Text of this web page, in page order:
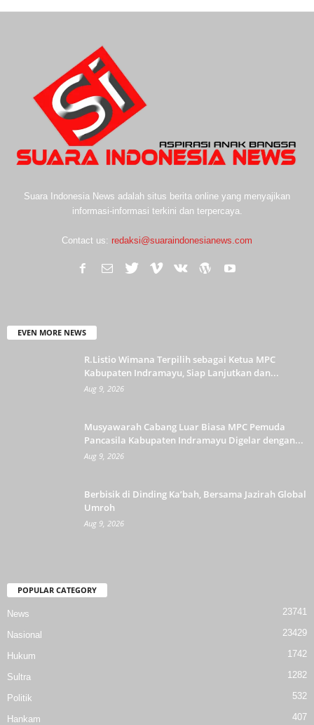
Suara Indonesia News adalah situs berita online yang menyajikan
informasi-informasi terkini dan terpercaya.
Contact us: redaksi@suaraindonesianews.com
EVEN MORE NEWS
R.Listio Wimana Terpilih sebagai Ketua MPC
Kabupaten Indramayu, Siap Lanjutkan dan...
Aug 9, 2026
Musyawarah Cabang Luar Biasa MPC Pemuda
Pancasila Kabupaten Indramayu Digelar dengan...
Aug 9, 2026
Berbisik di Dinding Ka’bah, Bersama Jazirah Global
Umroh
Aug 9, 2026
POPULAR CATEGORY
News 23741
Nasional 23429
Hukum 1742
Sultra 1282
Politik 532
Hankam 407